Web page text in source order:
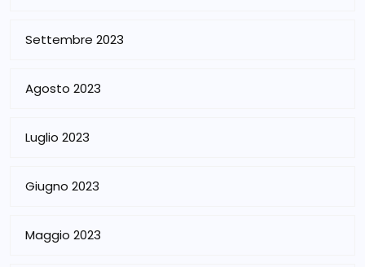
Settembre 2023
Agosto 2023
Luglio 2023
Giugno 2023
Maggio 2023